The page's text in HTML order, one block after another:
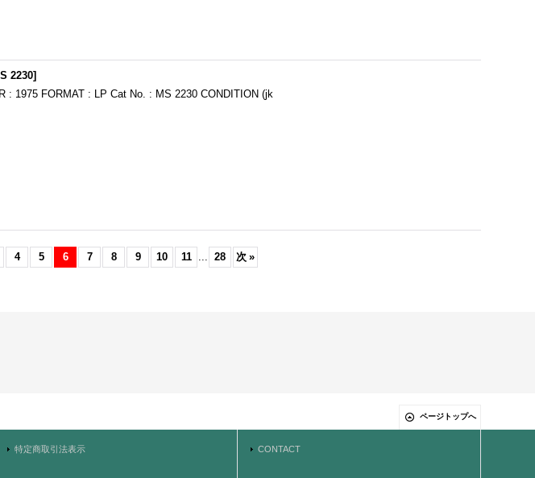
2230]
: 1975 FORMAT : LP Cat No. : MS 2230 CONDITION (jk
4 5 6 7 8 9 10 11 ... 28 次 »
ページトップへ
特定商取引法表示 CONTACT